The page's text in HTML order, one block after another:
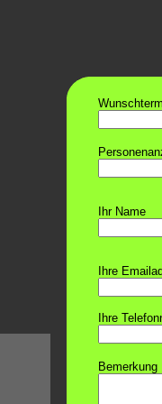
Ihr Name
Ihre
Ihre
Bemerkung